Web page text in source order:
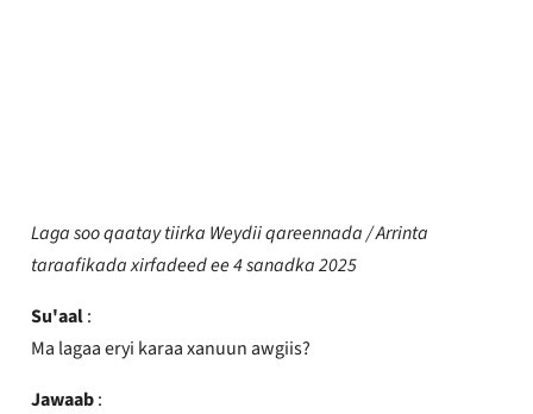
Laga soo qaatay tiirka Weydii qareennada /Arrinta
taraafikada xirfadeed ee 4 sanadka 2025
Su'aal:
Ma lagaa eryi karaa xanuun awgiis?
Jawaab: